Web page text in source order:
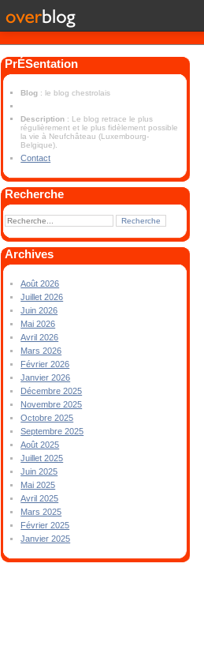
PrÉSentation
Blog : le blog chestrolais
Description : Le blog retrace le plus
régulièrement et le plus fidèlement possible
la vie à Neufchâteau (Luxembourg-
Belgique).
Contact
Recherche
Archives
Août 2026
Juillet 2026
Juin 2026
Mai 2026
Avril 2026
Mars 2026
Février 2026
Janvier 2026
Décembre 2025
Novembre 2025
Octobre 2025
Septembre 2025
Août 2025
Juillet 2025
Juin 2025
Mai 2025
Avril 2025
Mars 2025
Février 2025
Janvier 2025